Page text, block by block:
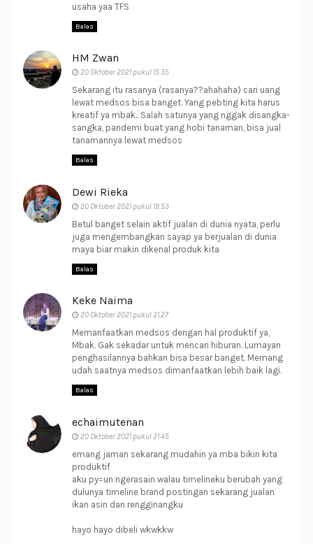
usaha yaa TFS
Balas
HM Zwan
20 Oktober 2021 pukul 15.35
Sekarang itu rasanya (rasanya??ahahaha) cari uang
lewat medsos bisa banget. Yang pebting kita harus
kreatif ya mbak.. Salah satunya yang nggak disangka-
sangka, pandemi buat yang hobi tanaman, bisa jual
tanamannya lewat medsos
Balas
Dewi Rieka
20 Oktober 2021 pukul 19.53
Betul banget selain aktif jualan di dunia nyata, perlu
juga mengembangkan sayap ya berjualan di dunia
maya biar makin dikenal produk kita
Balas
Keke Naima
20 Oktober 2021 pukul 21.27
Memanfaatkan medsos dengan hal produktif ya,
Mbak. Gak sekadar untuk mencari hiburan. Lumayan
penghasilannya bahkan bisa besar banget. Memang
udah saatnya medsos dimanfaatkan lebih baik lagi.
Balas
echaimutenan
20 Oktober 2021 pukul 21.45
emang jaman sekarang mudahin ya mba bikin kita
produktif
aku py=un ngerasain walau timelineku berubah yang
dulunya timeline brand postingan sekarang jualan
ikan asin dan rengginangku
hayo hayo dibeli wkwkkw